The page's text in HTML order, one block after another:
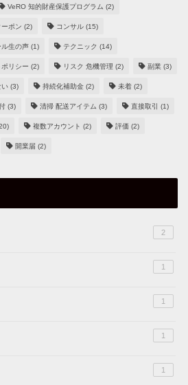
VeRO 知的財産保護プログラム (2)
ーポン (2) コンサル (15)
ル生の声 (1) テクニック (14)
リシー (2) リスク 危機管理 (2) 副業 (3)
い (3) 持続化補助金 (2) 未着 (2)
(3) 清掃 配送アイテム (3) 直接取引 (1)
複数アカウント (2) 評価 (2)
開業届 (2)
2
1
1
1
1